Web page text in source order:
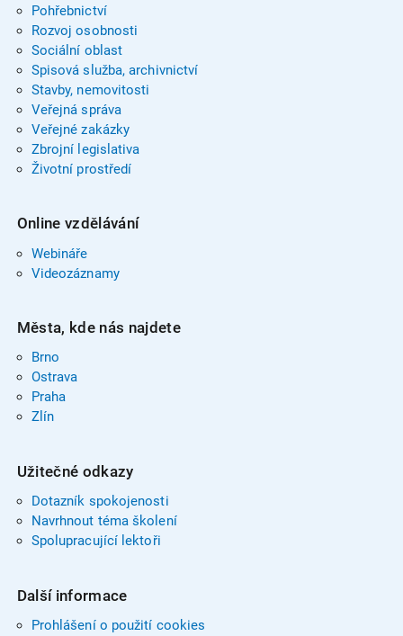
Pohřebnictví
Rozvoj osobnosti
Sociální oblast
Spisová služba, archivnictví
Stavby, nemovitosti
Veřejná správa
Veřejné zakázky
Zbrojní legislativa
Životní prostředí
Online vzdělávání
Webináře
Videozáznamy
Města, kde nás najdete
Brno
Ostrava
Praha
Zlín
Užitečné odkazy
Dotazník spokojenosti
Navrhnout téma školení
Spolupracující lektoři
Další informace
Prohlášení o použití cookies